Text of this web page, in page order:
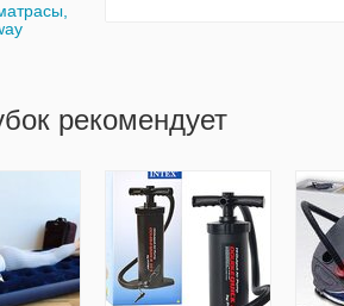
рекомендует